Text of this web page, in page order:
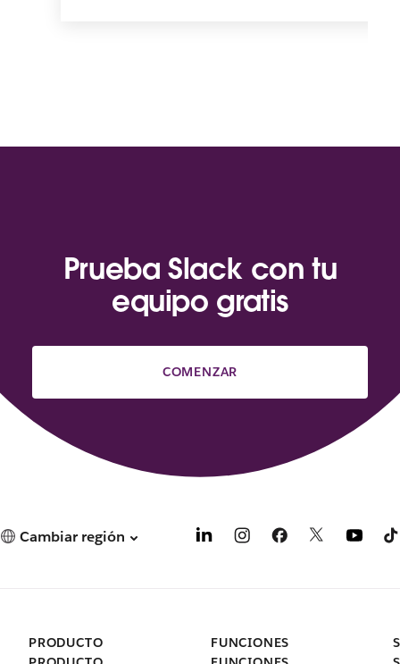
Prueba Slack con tu
equipo gratis
COMENZAR
Cambiar región
PRODUCTO
FUNCIONES